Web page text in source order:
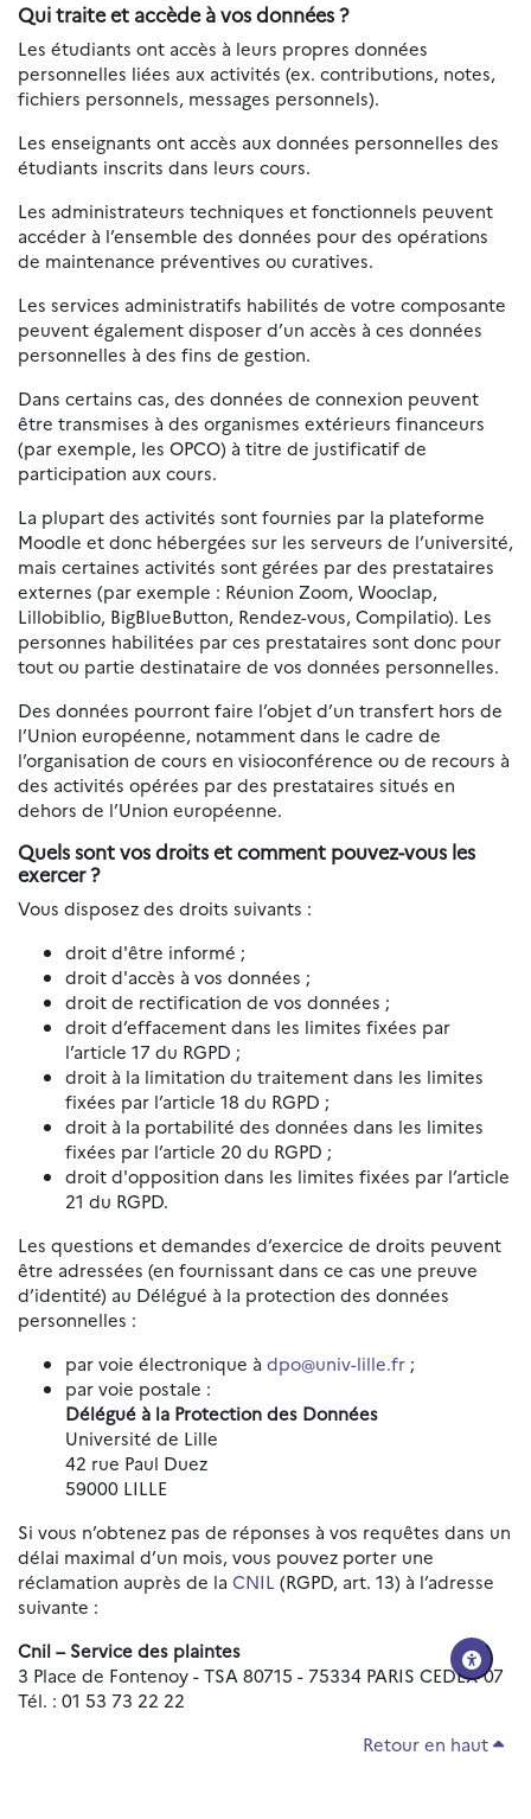
Qui traite et accède à vos données ?
Les étudiants ont accès à leurs propres données
personnelles liées aux activités (ex. contributions, notes,
fichiers personnels, messages personnels).
Les enseignants ont accès aux données personnelles des
étudiants inscrits dans leurs cours.
Les administrateurs techniques et fonctionnels peuvent
accéder à l’ensemble des données pour des opérations
de maintenance préventives ou curatives.
Les services administratifs habilités de votre composante
peuvent également disposer d’un accès à ces données
personnelles à des fins de gestion.
Dans certains cas, des données de connexion peuvent
être transmises à des organismes extérieurs financeurs
(par exemple, les OPCO) à titre de justificatif de
participation aux cours.
La plupart des activités sont fournies par la plateforme
Moodle et donc hébergées sur les serveurs de l’université,
mais certaines activités sont gérées par des prestataires
externes (par exemple : Réunion Zoom, Wooclap,
Lillobiblio, BigBlueButton, Rendez-vous, Compilatio). Les
personnes habilitées par ces prestataires sont donc pour
tout ou partie destinataire de vos données personnelles.
Des données pourront faire l’objet d’un transfert hors de
l’Union européenne, notamment dans le cadre de
l’organisation de cours en visioconférence ou de recours à
des activités opérées par des prestataires situés en
dehors de l’Union européenne.
Quels sont vos droits et comment pouvez-vous les
exercer ?
Vous disposez des droits suivants :
droit d'être informé ;
droit d'accès à vos données ;
droit de rectification de vos données ;
droit d’effacement dans les limites fixées par
l’article 17 du RGPD ;
droit à la limitation du traitement dans les limites
fixées par l’article 18 du RGPD ;
droit à la portabilité des données dans les limites
fixées par l’article 20 du RGPD ;
droit d'opposition dans les limites fixées par l’article
21 du RGPD.
Les questions et demandes d’exercice de droits peuvent
être adressées (en fournissant dans ce cas une preuve
d’identité) au Délégué à la protection des données
personnelles :
par voie électronique à dpo@univ-lille.fr ;
par voie postale :
Délégué à la Protection des Données
Université de Lille
42 rue Paul Duez
59000 LILLE
Si vous n’obtenez pas de réponses à vos requêtes dans un
délai maximal d’un mois, vous pouvez porter une
réclamation auprès de la CNIL (RGPD, art. 13) à l’adresse
suivante :
Cnil – Service des plaintes
3 Place de Fontenoy - TSA 80715 - 75334 PARIS CEDEX 07
Tél. : 01 53 73 22 22
Retour en haut